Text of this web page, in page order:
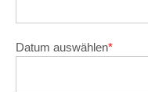
Datum auswählen*